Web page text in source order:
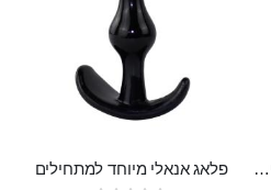
מג'יק וונד נטען מסיליקון רפואי חזק בעל 12 מצבי רטט ו6 מהירויות שונות ROMI פלאג אנאלי מיוחד למתחילים